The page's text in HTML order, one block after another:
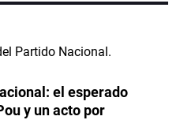
el esperado
y un acto por